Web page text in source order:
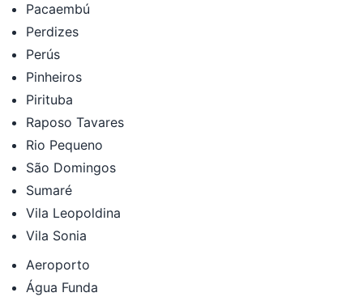
Pacaembú
Perdizes
Perús
Pinheiros
Pirituba
Raposo Tavares
Rio Pequeno
São Domingos
Sumaré
Vila Leopoldina
Vila Sonia
Aeroporto
Água Funda